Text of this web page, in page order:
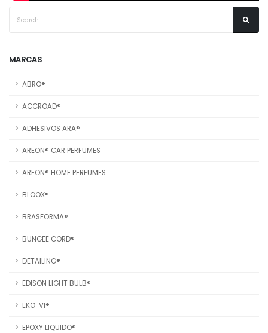
MARCAS
ABRO®
ACCROAD®
ADHESIVOS ARA®
AREON® CAR PERFUMES
AREON® HOME PERFUMES
BLOOX®
BRASFORMA®
BUNGEE CORD®
DETAILING®
EDISON LIGHT BULB®
EKO-VI®
EPOXY LIQUIDO®